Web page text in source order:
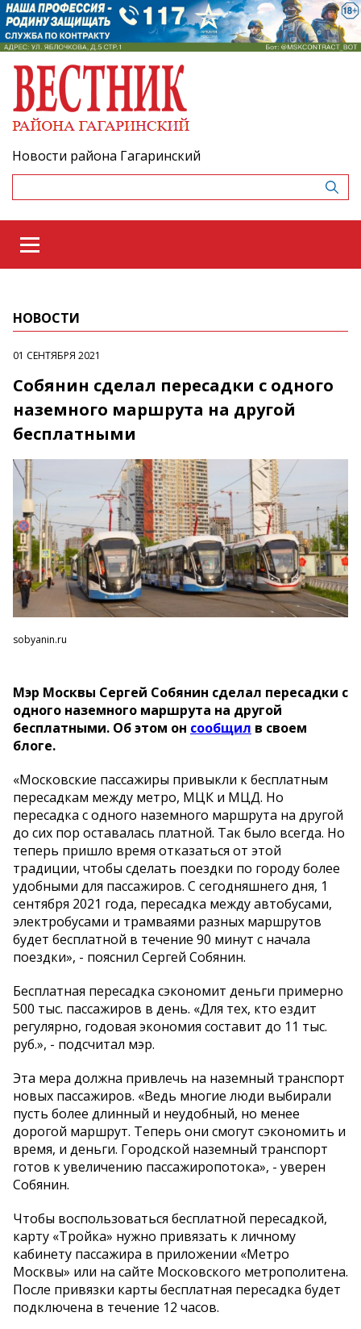
Новости района Гагаринский
НОВОСТИ
01 СЕНТЯБРЯ 2021
Собянин сделал пересадки с одного
наземного маршрута на другой
бесплатными
sobyanin.ru
Мэр Москвы Сергей Собянин сделал пересадки с
одного наземного маршрута на другой
бесплатными. Об этом он сообщил в своем
блоге.
«Московские пассажиры привыкли к бесплатным
пересадкам между метро, МЦК и МЦД. Но
пересадка с одного наземного маршрута на другой
до сих пор оставалась платной. Так было всегда. Но
теперь пришло время отказаться от этой
традиции, чтобы сделать поездки по городу более
удобными для пассажиров. С сегодняшнего дня, 1
сентября 2021 года, пересадка между автобусами,
электробусами и трамваями разных маршрутов
будет бесплатной в течение 90 минут с начала
поездки», - пояснил Сергей Собянин.
Бесплатная пересадка сэкономит деньги примерно
500 тыс. пассажиров в день. «Для тех, кто ездит
регулярно, годовая экономия составит до 11 тыс.
руб.», - подсчитал мэр.
Эта мера должна привлечь на наземный транспорт
новых пассажиров. «Ведь многие люди выбирали
пусть более длинный и неудобный, но менее
дорогой маршрут. Теперь они смогут сэкономить и
время, и деньги. Городской наземный транспорт
готов к увеличению пассажиропотока», - уверен
Собянин.
Чтобы воспользоваться бесплатной пересадкой,
карту «Тройка» нужно привязать к личному
кабинету пассажира в приложении «Метро
Москвы» или на сайте Московского метрополитена.
После привязки карты бесплатная пересадка будет
подключена в течение 12 часов.